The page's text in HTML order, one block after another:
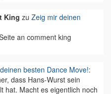
King zu Zeig mir deinen
an comment king
besten Dance Move!:
dass Hans-Wurst sein
hat. Macht es eigentlich noch